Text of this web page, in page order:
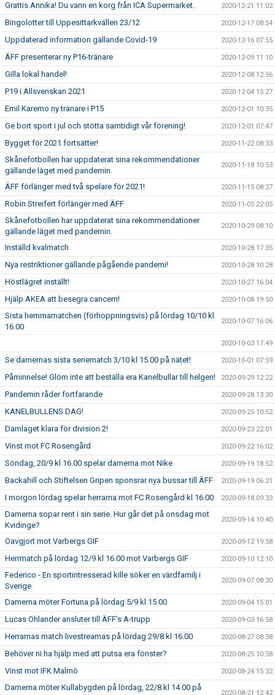
Grattis Annika! Du vann en korg från ICA Supermarket. 2020-12-21 11:02
Bingolotter till Uppesittarkvällen 23/12 2020-12-17 08:54
Uppdaterad information gällande Covid-19 2020-12-16 07:55
ÄFF presenterar ny P16-tränare 2020-12-09 11:10
Gilla lokal handel! 2020-12-08 12:56
P19 i Allsvenskan 2021 2020-12-04 15:27
Emil Karemo ny tränare i P15 2020-12-01 10:35
Ge bort sport i jul och stötta samtidigt vår förening! 2020-12-01 07:47
Bygget för 2021 fortsätter! 2020-11-22 08:33
Skånefotbollen har uppdaterat sina rekommendationer
gällande läget med pandemin.
2020-11-18 10:53
ÄFF förlänger med två spelare för 2021! 2020-11-15 08:27
Robin Streifert förlänger med ÄFF 2020-11-05 22:05
Skånefotbollen har uppdaterat sina rekommendationer
gällande läget med pandemin.
2020-10-29 08:10
Inställd kvalmatch 2020-10-28 17:35
Nya restriktioner gällande pågående pandemi! 2020-10-28 10:28
Höstlägret inställt! 2020-10-27 16:04
Hjälp AKEA att besegra cancern! 2020-10-08 19:50
Sista hemmamatchen (förhoppningsvis) på lördag 10/10 kl
16.00
2020-10-07 16:06
2020-10-03 17:49
Se damernas sista seriematch 3/10 kl 15.00 på nätet! 2020-10-01 07:59
Påminnelse! Glöm inte att beställa era Kanelbullar till helgen! 2020-09-29 12:22
Pandemin råder fortfarande 2020-09-28 13:30
KANELBULLENS DAG! 2020-09-25 10:52
Damlaget klara för division 2! 2020-09-23 22:01
Vinst mot FC Rosengård 2020-09-22 16:02
Söndag, 20/9 kl 16.00 spelar damerna mot Nike 2020-09-19 18:52
Backahill och Stiftelsen Gripen sponsrar nya bussar till ÄFF 2020-09-19 06:21
I morgon lördag spelar herrarna mot FC Rosengård kl 16.00 2020-09-18 09:33
Damerna sopar rent i sin serie. Hur går det på onsdag mot
Kvidinge?
2020-09-14 10:40
Oavgjort mot Varbergs GIF 2020-09-12 19:58
Herrmatch på lördag 12/9 kl 16.00 mot Varbergs GIF 2020-09-10 12:10
Federico - En sportintresserad kille söker en värdfamilj i
Sverige
2020-09-07 08:30
Damerna möter Fortuna på lördag 5/9 kl 15.00 2020-09-04 15:01
Lucas Ohlander ansluter till ÄFF’s A-trupp 2020-09-03 16:58
Herrarnas match livestreamas på lördag 29/8 kl 16.00 2020-08-27 08:38
Behöver ni ha hjälp med att putsa era fönster? 2020-08-25 10:58
Vinst mot IFK Malmö 2020-08-24 15:32
Damerna möter Kullabygden på lördag, 22/8 kl 14.00 på
2020-08-21 12:42